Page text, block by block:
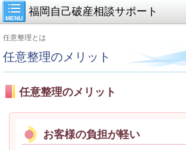
MENU
福岡自己破産相談サポート
任意整理とは
任意整理のメリット
任意整理のメリット
お客様の負担が軽い